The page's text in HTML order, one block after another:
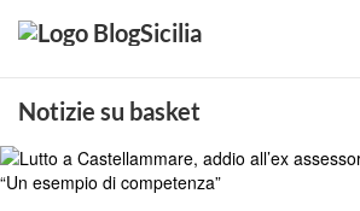
Notizie su basket